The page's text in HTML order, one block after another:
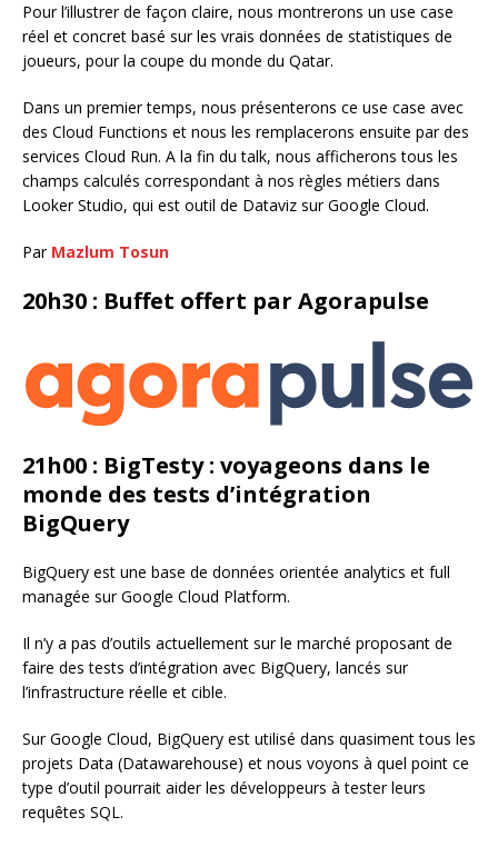
Pour l’illustrer de façon claire, nous montrerons un use case
réel et concret basé sur les vrais données de statistiques de
joueurs, pour la coupe du monde du Qatar.
Dans un premier temps, nous présenterons ce use case avec
des Cloud Functions et nous les remplacerons ensuite par des
services Cloud Run. A la fin du talk, nous afficherons tous les
champs calculés correspondant à nos règles métiers dans
Looker Studio, qui est outil de Dataviz sur Google Cloud.
Par Mazlum Tosun
20h30 : Buffet offert par Agorapulse
21h00 : BigTesty : voyageons dans le
monde des tests d’intégration
BigQuery
BigQuery est une base de données orientée analytics et full
managée sur Google Cloud Platform.
Il n’y a pas d’outils actuellement sur le marché proposant de
faire des tests d’intégration avec BigQuery, lancés sur
l’infrastructure réelle et cible.
Sur Google Cloud, BigQuery est utilisé dans quasiment tous les
projets Data (Datawarehouse) et nous voyons à quel point ce
type d’outil pourrait aider les développeurs à tester leurs
requêtes SQL.